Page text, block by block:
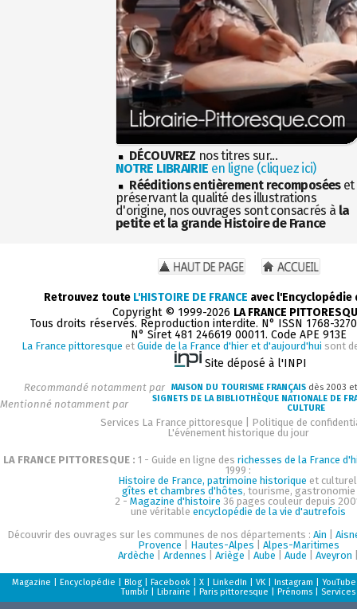
DÉCOUVREZ nos titres sur...
NOTRE LIBRAIRIE en ligne (cliquez ici)
Rééditions entièrement recomposéeset
préservant la qualité des illustrations
d'origine, nos ouvrages sont consacrés à la
petite et la grande Histoire de France
Retrouvez toute L'HISTOIRE DE FRANCE avec
Copyright © 1999-2026 LA FRANCE
Tous droits réservés. Reproduction interdite. N° ISSN 1768-
N° Siret 481 246619 00011. Code APE 913E
La France pittoresque et Guide de la France d'hier et d'aujourd'hui sont
Site déposé à l'INPI
Recommandé notamment par MAISON DU TOURISME FRANÇAIS dès 2003
Mentionné notamment par
SIGNETS DE LA BIBLIOTHÈQUE NATIONALE DE
CULTURE
Services La France pittoresque
Politique de
L'événement historique du jour
LA FRANCE PITTORESQUE : 1 - Guide en ligne des richesses de la France
1999 :
Histoire de France, patrimoine historique et
gîtes et chambres d'hôtes, tourisme, gastronomie
2 - Magazine d'histoire 36 pages couleur depuis
une véritableencyclopédie de la vie d'autrefois
Découvrir des ouvrages sur les communes de nos départements :Ain |
Provence
Hautes-Alpes
Alpes-Maritimes
Ardèche |Ardennes |Ariège |Aube |Aude |Aveyron
Magazine |Encyclopédie |Blog |Facebook |X |LinkedIn |VK |Instagram |YouTube
Tumblr |Librairie |Paris pittoresque |Prénoms Services